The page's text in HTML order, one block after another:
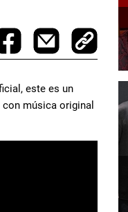
este es un
música original